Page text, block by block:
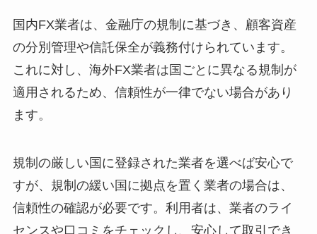
国内FX業者は、金融庁の規制に基づき、顧客資産
の分別管理や信託保全が義務付けられています。
これに対し、海外FX業者は国ごとに異なる規制が
適用されるため、信頼性が一律でない場合があり
ます。
規制の厳しい国に登録された業者を選べば安心で
すが、規制の緩い国に拠点を置く業者の場合は、
信頼性の確認が必要です。利用者は、業者のライ
センスや口コミをチェックし、安心して取引でき